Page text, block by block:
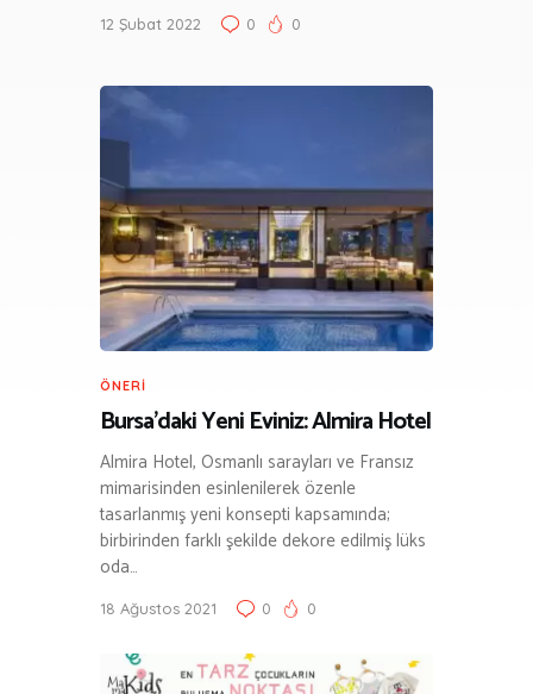
12 Şubat 2022 0 0
ÖNERI
Bursa’daki Yeni Eviniz: Almira Hotel
Almira Hotel, Osmanlı sarayları ve Fransız
mimarisinden esinlenilerek özenle
tasarlanmış yeni konsepti kapsamında;
birbirinden farklı şekilde dekore edilmiş lüks
oda…
18 Ağustos 2021 0 0